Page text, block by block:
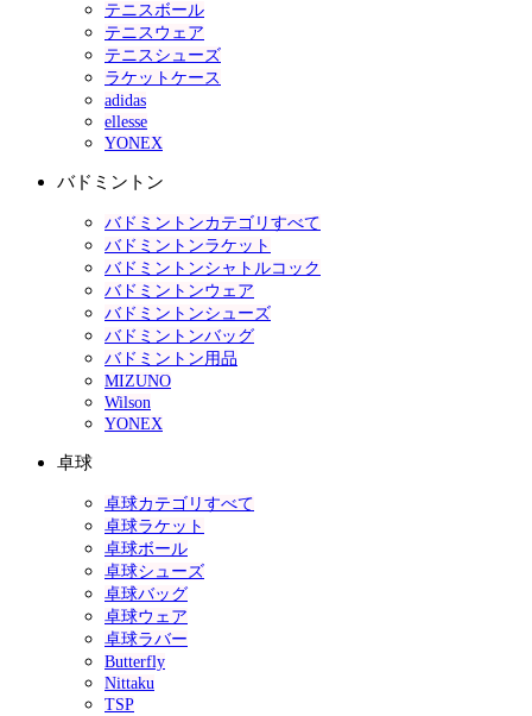
テニスボール
テニスウェア
テニスシューズ
ラケットケース
adidas
ellesse
YONEX
バドミントン
バドミントンカテゴリすべて
バドミントンラケット
バドミントンシャトルコック
バドミントンウェア
バドミントンシューズ
バドミントンバッグ
バドミントン用品
MIZUNO
Wilson
YONEX
卓球
卓球カテゴリすべて
卓球ラケット
卓球ボール
卓球シューズ
卓球バッグ
卓球ウェア
卓球ラバー
Butterfly
Nittaku
TSP